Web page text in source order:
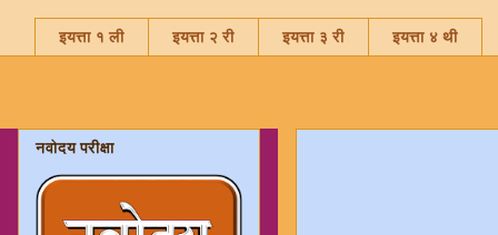
इयत्ता १ ली इयत्ता २ री इयत्ता ३ री इयत्ता ४ थी
नवोदय परीक्षा